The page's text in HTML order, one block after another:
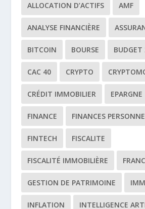
ALLOCATION D’ACTIFS AMF
ANALYSE FINANCIÈRE
BITCOIN BOURSE
CAC 40 CRYPTO
CRÉDIT IMMOBILIER EPARGNE
FINANCE FINANCES
FINTECH FISCALITE
FISCALITÉ IMMOBILIÈRE
GESTION DE PATRIMOINE
INFLATION INTELLIGENCE